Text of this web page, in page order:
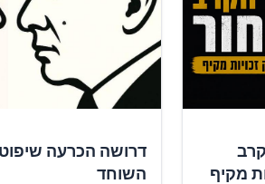
מקיף
דרושה הכרעה
השוחד